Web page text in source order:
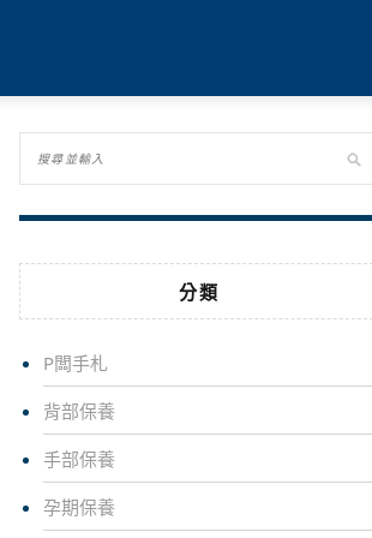
分類
P闆手札
背部保養
手部保養
孕期保養